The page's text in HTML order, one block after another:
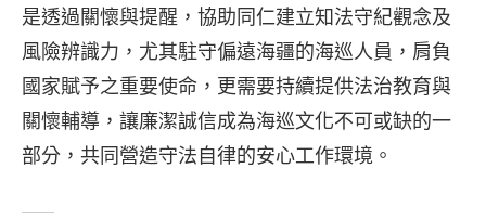
是透過關懷與提醒，協助同仁建立知法守紀觀念及
風險辨識力，尤其駐守偏遠海疆的海巡人員，肩負
國家賦予之重要使命，更需要持續提供法治教育與
關懷輔導，讓廉潔誠信成為海巡文化不可或缺的一
部分，共同營造守法自律的安心工作環境。